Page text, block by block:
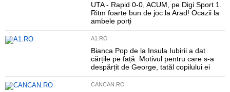
UTA - Rapid 0-0, ACUM, pe Digi Sport 1.
Ritm foarte bun de joc la Arad! Ocazii la
ambele porți
A1.RO
Bianca Pop de la Insula Iubirii a dat
cărțile pe față. Motivul pentru care s-a
despărțit de George, tatăl copilului ei
CANCAN.RO